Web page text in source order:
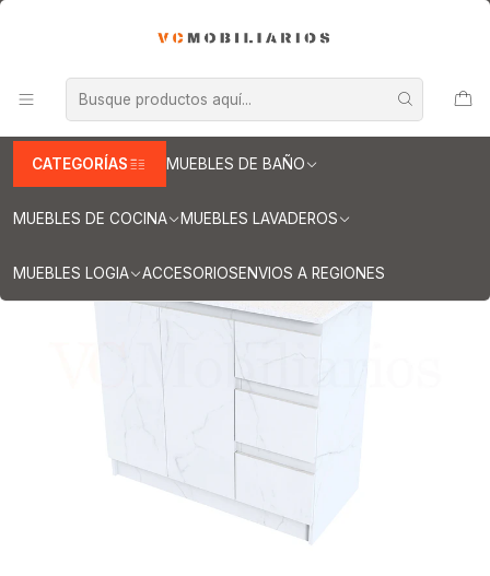
CATEGORÍAS MUEBLES DE BAÑO
MUEBLES DE COCINA MUEBLES LAVADEROS
MUEBLES LOGIA ACCESORIOSENVIOS A REGIONES
Muebles vanitorios al piso simple de cuarzo
Muebles vanitorios al piso simple de cuarzo / 90 cm
Mueble vanitorio al piso de 90 cm con cubierta de cuarzo M2-938
/ Marmara